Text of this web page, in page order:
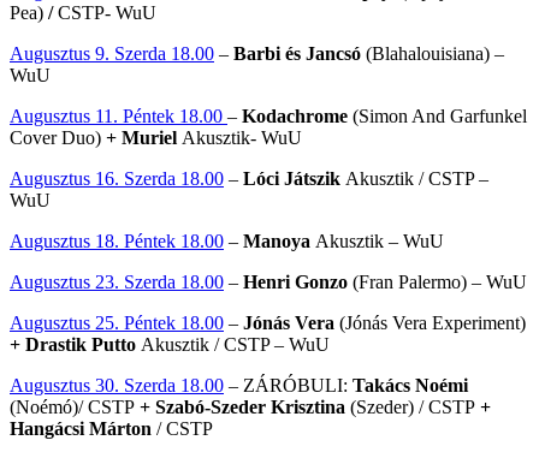
Pea) /CSTP- WuU
Augusztus 9. Szerda 18.00 – Barbi és Jancsó (Blahalouisiana) –
WuU
Augusztus 11. Péntek 18.00 – Kodachrome (Simon And Garfunkel
Cover Duo) + Muriel Akusztik- WuU
Augusztus 16. Szerda 18.00 – Lóci Játszik Akusztik / CSTP –
WuU
Augusztus 18. Péntek 18.00 – Manoya Akusztik – WuU
Augusztus 23. Szerda 18.00 – Henri Gonzo (Fran Palermo) – WuU
Augusztus 25. Péntek 18.00 – Jónás Vera (Jónás Vera Experiment)
+ Drastik Putto Akusztik / CSTP – WuU
Augusztus 30. Szerda 18.00 – ZÁRÓBULI: Takács Noémi
(Noémó)/ CSTP + Szabó-Szeder Krisztina (Szeder) / CSTP +
Hangácsi Márton / CSTP